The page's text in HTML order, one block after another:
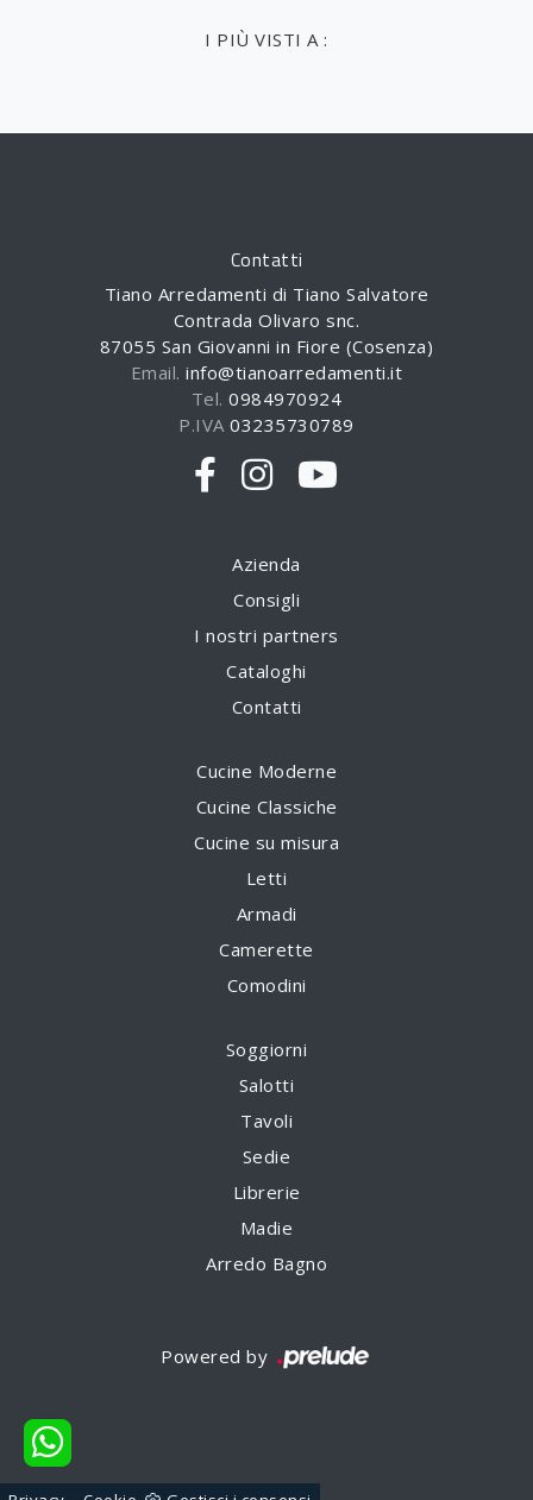
I PIÙ VISTI A :
Contatti
Tiano Arredamenti di Tiano Salvatore
Contrada Olivaro snc.
87055 San Giovanni in Fiore (Cosenza)
Email.info@tianoarredamenti.it
Tel.0984970924
P.IVA03235730789
Azienda
Consigli
I nostri partners
Cataloghi
Contatti
Cucine Moderne
Cucine Classiche
Cucine su misura
Letti
Armadi
Camerette
Comodini
Soggiorni
Salotti
Tavoli
Sedie
Librerie
Madie
Arredo Bagno
Powered by